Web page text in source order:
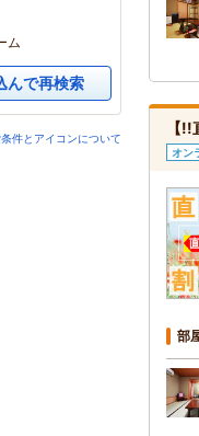
ム
んで再検索
件とアイコンについて
【
オン
部